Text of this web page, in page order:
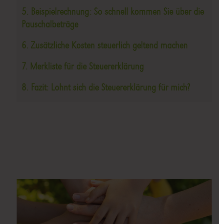
5. Beispielrechnung: So schnell kommen Sie über die
Pauschalbeträge
6. Zusätzliche Kosten steuerlich geltend machen
7. Merkliste für die Steuererklärung
8. Fazit: Lohnt sich die Steuererklärung für mich?